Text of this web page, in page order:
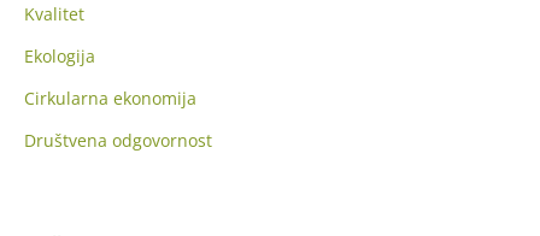
Kvalitet
Ekologija
Cirkularna ekonomija
Društvena odgovornost